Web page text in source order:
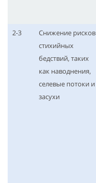
2-3
Снижение рисков
стихийных
бедствий, таких
как наводнения,
селевые потоки и
засухи